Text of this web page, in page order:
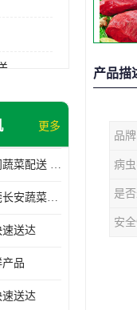
更多
长安蔬菜配送 虎门蔬菜配送 厚街蔬菜配送 大朗蔬菜配送
长安蔬菜配送 东莞长安蔬菜配送哪家好
速送达
品
速送达
产品描
品牌
病
是
安